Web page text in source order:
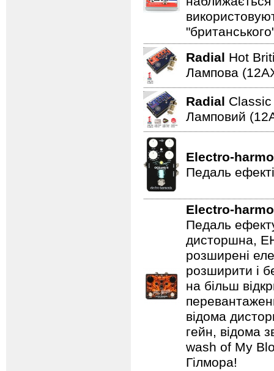
Radial Hot
Лампова
Radial
Ламповий
Electro-
Педаль
Electro-
Педаль
дисторшна,
розширені
розширити і
на більш
відома
гейн, відома
wash of My
Гілмора!